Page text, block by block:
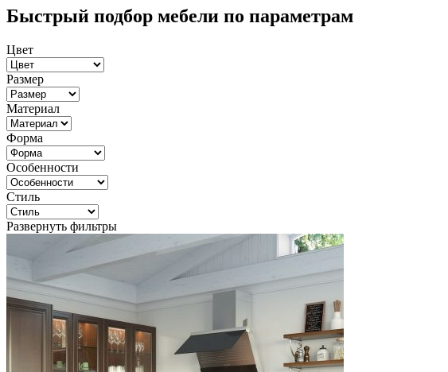
Быстрый подбор мебели по параметрам
Цвет
Размер
Материал
Форма
Особенности
Стиль
Развернуть фильтры